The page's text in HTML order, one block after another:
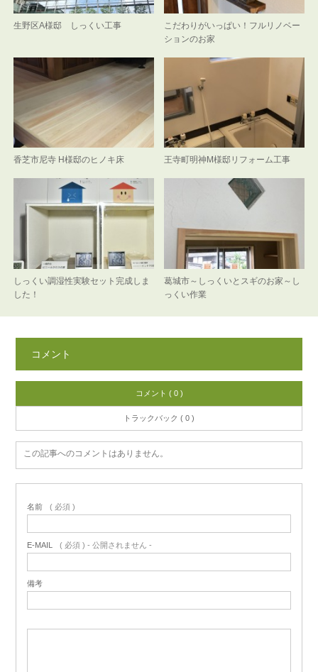
生野区A様邸 しっくい工事
こだわりがいっぱい！フルリノベー
ションのお家
香芝市尼寺 H様邸のヒノキ床 王寺町明神M様邸リフォーム工事
しっくい調湿性実験セット完成しま
した！
葛城市～しっくいとスギのお家～し
っくい作業
コメント
コメント ( 0 )
トラックバック ( 0 )
この記事へのコメントはありません。
名前 ( 必須 )
E-MAIL ( 必須 ) - 公開されません -
備考